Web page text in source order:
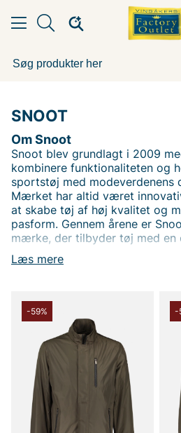
SNOOT
Læs mere
Om Snoot
Snoot blev grundlagt i 2009
kombinere funktionaliteten og
sportstøj med modeverdenens
Mærket har altid været
at skabe tøj af høj kvalitet og
pasform. Gennem årene er
mærke, der tilbyder tøj med en
for den, der søger funktionelt
kompromis med designet.
fantastiske outletpriser. Find
giver både stil og funktionalitet!
-59% -